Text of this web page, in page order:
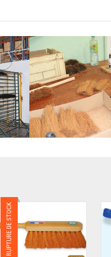
RUPTURE DE STOCK